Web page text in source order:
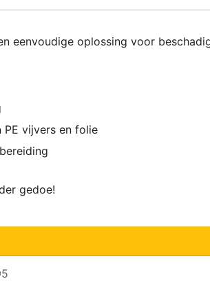
eenvoudige oplossing voor
vijvers en folie
gedoe!